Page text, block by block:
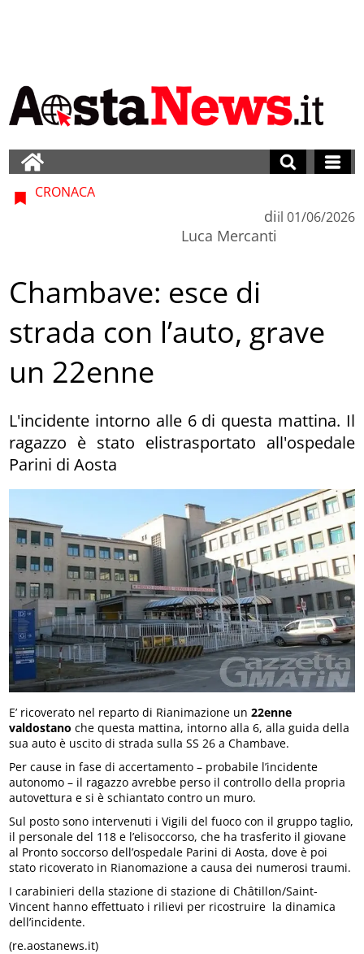
CRONACA
di
Luca Mercanti
il 01/06/2026
Chambave: esce di
strada con l’auto, grave
un 22enne
L'incidente intorno alle 6 di questa mattina. Il
ragazzo è stato elistrasportato all'ospedale
Parini di Aosta
E’ ricoverato nel reparto di Rianimazione un22enne
valdostano che questa mattina, intorno alla 6, alla guida della
sua auto è uscito di strada sulla SS 26 a Chambave.
Per cause in fase di accertamento – probabile l’incidente
autonomo – il ragazzo avrebbe perso il controllo della propria
autovettura e si è schiantato contro un muro.
Sul posto sono intervenuti i Vigili del fuoco con il gruppo taglio,
il personale del 118 e l’elisoccorso, che ha trasferito il giovane
al Pronto soccorso dell’ospedale Parini di Aosta, dove è poi
stato ricoverato in Rianomazione a causa dei numerosi traumi.
I carabinieri della stazione di stazione di Châtillon/Saint-
Vincent hanno effettuato i rilievi per ricostruire la dinamica
dell’incidente.
(re.aostanews.it)